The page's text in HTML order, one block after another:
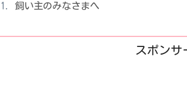
飼い主のみなさまへ
スポンサ